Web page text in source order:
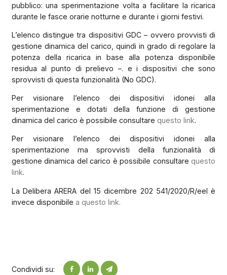
pubblico: una sperimentazione volta a facilitare la ricarica
durante le fasce orarie notturne e durante i giorni festivi.
L’elenco distingue tra dispositivi GDC – ovvero provvisti di
gestione dinamica del carico, quindi in grado di regolare la
potenza della ricarica in base alla potenza disponibile
residua al punto di prelievo –. e i dispositivi che sono
sprovvisti di questa funzionalità (No GDC).
Per visionare l’elenco dei dispositivi idonei alla
sperimentazione e dotati della funzione di gestione
dinamica del carico è possibile consultare questo link.
Per visionare l’elenco dei dispositivi idonei alla
sperimentazione ma sprovvisti della funzionalità di
gestione dinamica del carico è possibile consultare questo
link.
La Delibera ARERA del 15 dicembre 202 541/2020/R/eel è
invece disponibile a questo link.
Condividi su: